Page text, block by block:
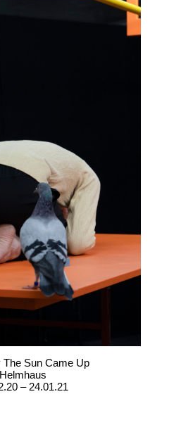
The Sun Came Up
Helmhaus
– 24.01.21